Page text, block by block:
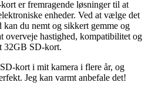
er fremragende løsninger til at
enheder. Ved at vælge det
du nemt og sikkert gemme og
overveje hastighed, kompatibilitet og
32GB SD-kort.
kort i mit kamera i flere år, og
Jeg kan varmt anbefale det!